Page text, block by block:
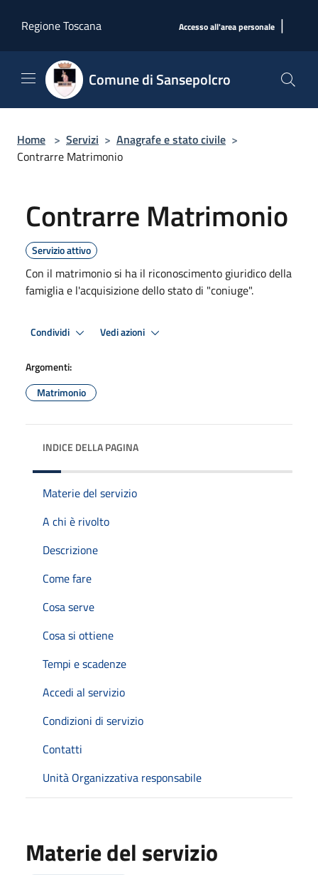
Regione Toscana
Accesso all'area personale |
Comune di Sansepolcro
Home > Servizi > Anagrafe e stato civile >
Contrarre Matrimonio
Contrarre Matrimonio
Servizio attivo
Con il matrimonio si ha il riconoscimento giuridico della
famiglia e l'acquisizione dello stato di "coniuge".
Condividi Vedi azioni
Argomenti:
Matrimonio
INDICE DELLA PAGINA
Materie del servizio
A chi è rivolto
Descrizione
Come fare
Cosa serve
Cosa si ottiene
Tempi e scadenze
Accedi al servizio
Condizioni di servizio
Contatti
Unità Organizzativa responsabile
Materie del servizio